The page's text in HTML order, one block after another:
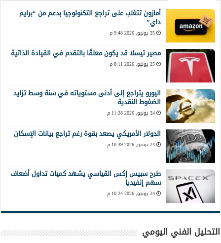
أمازون تتغلب على تراجع التكنولوجيا بدعم من “برايم
داي”
25 يونيو, 2026 9:48 م
مصير تيسلا قد يكون معلقًا بالتقدم في القيادة الذاتية
25 يونيو, 2026 8:11 م
اليورو يتراجع إلى أدنى مستوياته في سنة وسط تزايد
الضغوط النقدية
24 يونيو, 2026 11:28 م
الدولار الأمريكي يصعد بقوة رغم تراجع بيانات الإسكان
24 يونيو, 2026 10:39 م
طرح سبيس إكس القياسي يشهد كميات تداول أضعاف
سهم إنفيديا
24 يونيو, 2026 10:24 م
التحليل الفني اليومي